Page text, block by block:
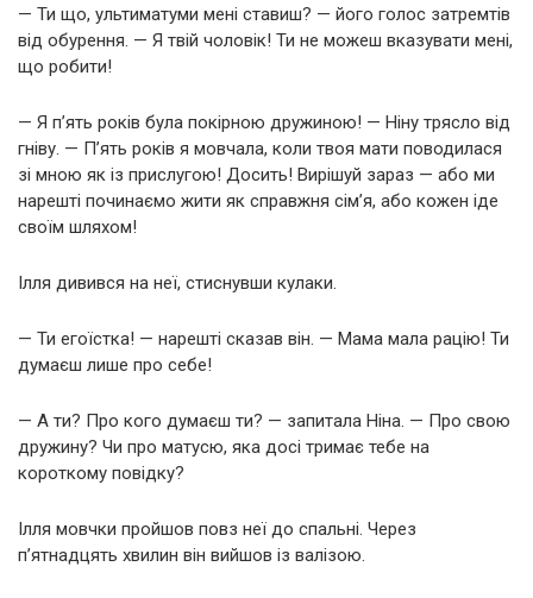
— Ти що, ультиматуми мені ставиш? — його голос затремтів
від обурення. — Я твій чоловік! Ти не можеш вказувати мені,
що робити!
— Я п’ять років була покірною дружиною! — Ніну трясло від
гніву. — П’ять років я мовчала, коли твоя мати поводилася
зі мною як із прислугою! Досить! Вирішуй зараз — або ми
нарешті починаємо жити як справжня сім’я, або кожен іде
своїм шляхом!
Ілля дивився на неї, стиснувши кулаки.
— Ти егоїстка! — нарешті сказав він. — Мама мала рацію! Ти
думаєш лише про себе!
— А ти? Про кого думаєш ти? — запитала Ніна. — Про свою
дружину? Чи про матусю, яка досі тримає тебе на
короткому повідку?
Ілля мовчки пройшов повз неї до спальні. Через
п’ятнадцять хвилин він вийшов із валізою.